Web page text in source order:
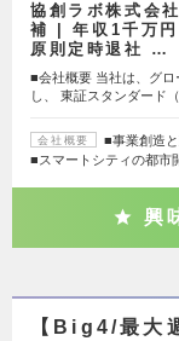
協創ラボ株式会
補 | 年収1千万
原則定時退社 …
■会社概要 当社は、グ
し、 東証スタンダード
会社概要
■事業創造
■スマートシティの都市
興
【Big4/最大